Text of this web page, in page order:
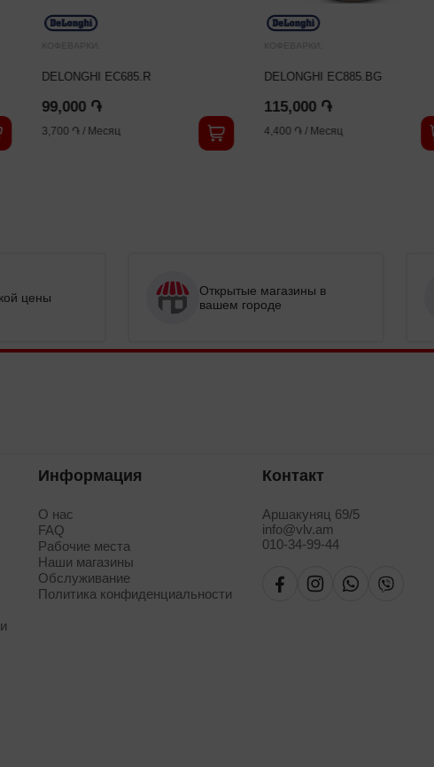
DELONGHI EC685.R
99,000 ֏
3,700 ֏ / Месяц
DELONGHI EC885.BG
115,000 ֏
4,400 ֏ / Месяц
цены
Открытые магазины в
вашем городе
Информация
О нас
FAQ
Рабочие места
Наши магазины
Обслуживание
Политика конфиденциальности
Контакт
Аршакуняц 69/5
info@vlv.am
010-34-99-44